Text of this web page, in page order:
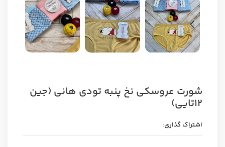
شورت عروسکی نخ پنبه تودی هانی (جین
۱۲تایی)
اشتراک گذاری: